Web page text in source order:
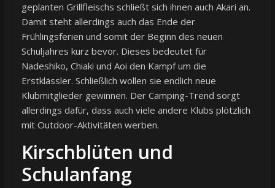
geplanten Grillfleischs schließt sich ihnen auch Akari an.
Damit steht allerdings auch das Ende der
Frühlingsferien und somit der Beginn des neuen
Schuljahres kurz bevor. Dieses bedeutet für
Nadeshiko, Chiaki und Aoi den Kampf um die
Erstklässler. Schließlich wollen sie endlich neue
Klubmitglieder gewinnen. Der Camping-Trend sorgt
allerdings dafür, dass auch viele andere Klubs plötzlich
mit Outdoor-Aktivitäten werben.
Kirschblüten und
Schulanfang